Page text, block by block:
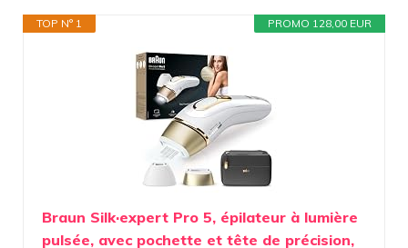
PROMO 128,00 EUR
TOP N° 1
Braun Silk·expert Pro 5, épilateur à lumière
pulsée, avec pochette et tête de précision,